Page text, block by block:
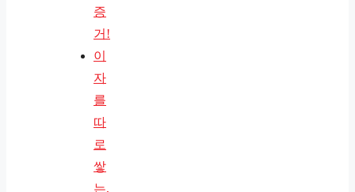
증
거!
이
자
를
따
로
쌓
는,